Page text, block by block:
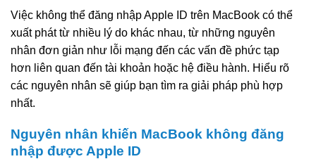
Việc không thể đăng nhập Apple ID trên MacBook có thể
xuất phát từ nhiều lý do khác nhau, từ những nguyên
nhân đơn giản như lỗi mạng đến các vấn đề phức tạp
hơn liên quan đến tài khoản hoặc hệ điều hành. Hiểu rõ
các nguyên nhân sẽ giúp bạn tìm ra giải pháp phù hợp
nhất.
Nguyên nhân khiến MacBook không đăng
nhập được Apple ID